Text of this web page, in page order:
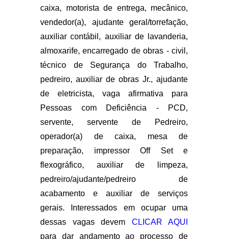
caixa, motorista de entrega, mecânico,
vendedor(a), ajudante geral/torrefação,
auxiliar contábil, auxiliar de lavanderia,
almoxarife, encarregado de obras - civil,
técnico de Segurança do Trabalho,
pedreiro, auxiliar de obras Jr., ajudante
de eletricista, vaga afirmativa para
Pessoas com Deficiência - PCD,
servente, servente de Pedreiro,
operador(a) de caixa, mesa de
preparação, impressor Off Set e
flexográfico, auxiliar de limpeza,
pedreiro/ajudante/pedreiro de
acabamento e auxiliar de serviços
gerais. Interessados em ocupar uma
dessas vagas devem CLICAR AQUI
para dar andamento ao processo de